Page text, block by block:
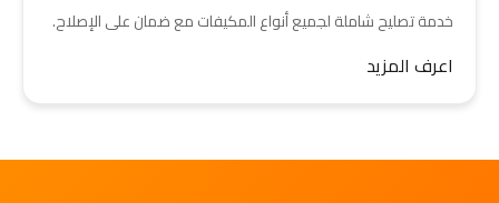
خدمة تصليح شاملة لجميع أنواع المكيفات مع ضمان على الإصلاح.
اعرف المزيد